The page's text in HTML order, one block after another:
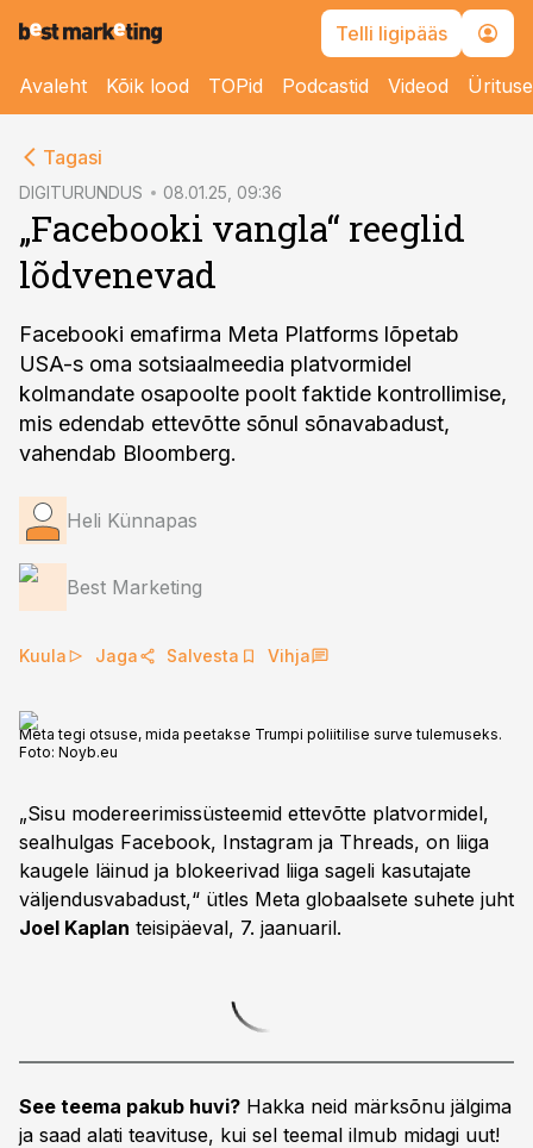
Telli ligipääs
Avaleht Kõik lood TOPid Podcastid Videod
Tagasi
DIGITURUNDUS 08.01.25, 09:36
„Facebooki vangla“ reeglid
lõdvenevad
Facebooki emafirma Meta Platforms lõpetab
USA-s oma sotsiaalmeedia platvormidel
kolmandate osapoolte poolt faktide kontrollimise,
mis edendab ettevõtte sõnul sõnavabadust,
vahendab Bloomberg.
Heli Künnapas
Best Marketing
Kuula Jaga Salvesta Vihja
Meta tegi otsuse, mida peetakse Trumpi poliitilise surve tulemuseks.
Foto: Noyb.eu
„Sisu modereerimissüsteemid ettevõtte platvormidel,
sealhulgas Facebook, Instagram ja Threads, on liiga
kaugele läinud ja blokeerivad liiga sageli kasutajate
väljendusvabadust,“ ütles Meta globaalsete suhete juht
Joel Kaplan teisipäeval, 7. jaanuaril.
See teema pakub huvi? Hakka neid märksõnu jälgima
ja saad alati teavituse, kui sel teemal ilmub midagi uut!